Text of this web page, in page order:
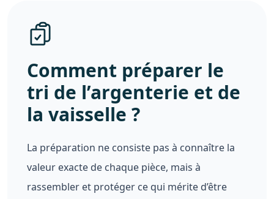
Comment préparer le
tri de l’argenterie et de
la vaisselle ?
La préparation ne consiste pas à connaître la
valeur exacte de chaque pièce, mais à
rassembler et protéger ce qui mérite d’être